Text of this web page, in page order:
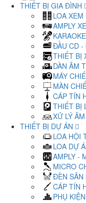
THIẾT BỊ GIA ĐÌNH
LOA
AMPLY
ĐẦU CD -
THIẾT BỊ
DÀN ÂM
MÁY
MÀN
CÁP TÍN
THIẾT BỊ
XỬ LÝ
THIẾT BỊ DỰ ÁN
LOA HỘI
LOA DỰ
AMPLY -
MICRO
ĐÈN SÂN
CÁP TÍN
PHỤ